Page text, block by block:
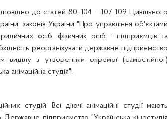
до статей 80, 104 – 107, 109 Цивільного
законів України " Про управління об'єктами
осіб, фізичних осіб - підприємців та
реорганізувати державне підприємство
виділу з утворенням окремої (самостійної)
анімаційна студія".
студій. Всі діючі анімаційні студії мають